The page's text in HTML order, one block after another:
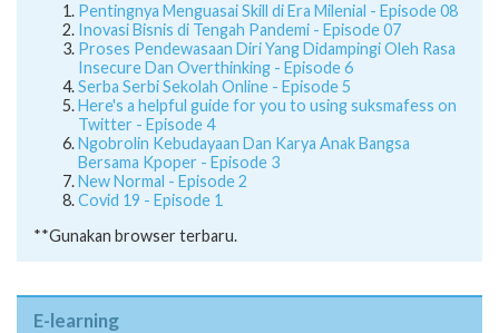
Pentingnya Menguasai Skill di Era Milenial - Episode 08
Inovasi Bisnis di Tengah Pandemi - Episode 07
Proses Pendewasaan Diri Yang Didampingi Oleh Rasa
Insecure Dan Overthinking - Episode 6
Serba Serbi Sekolah Online - Episode 5
Here's a helpful guide for you to using suksmafess on
Twitter - Episode 4
Ngobrolin Kebudayaan Dan Karya Anak Bangsa
Bersama Kpoper - Episode 3
New Normal - Episode 2
Covid 19 - Episode 1
**Gunakan browser terbaru.
E-learning